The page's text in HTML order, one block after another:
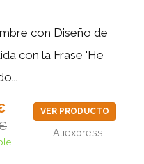
con Diseño de
con la Frase 'He
VER PRODUCTO
Aliexpress